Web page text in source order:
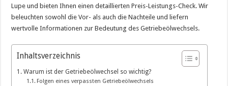
Lupe und bieten Ihnen einen detaillierten Preis-Leistungs-Check. Wir
beleuchten sowohl die Vor- als auch die Nachteile und liefern
wertvolle Informationen zur Bedeutung des Getriebeölwechsels.
Inhaltsverzeichnis
Warum ist der Getriebeölwechsel so wichtig?
Folgen eines verpassten Getriebeölwechsels